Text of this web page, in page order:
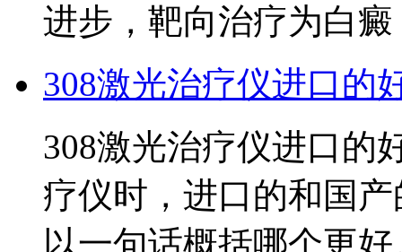
进步，靶向治疗为白癜
308激光治疗仪进口的
308激光治疗仪进口的
疗仪时，进口的和国
以一句话概括哪个更